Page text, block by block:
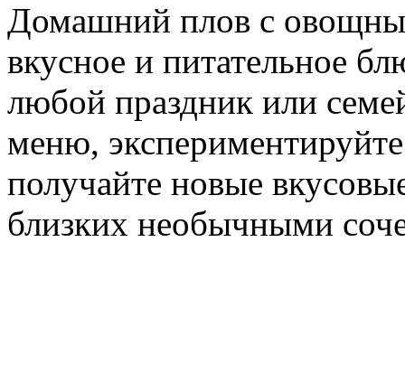
Домашний плов с
вкусное и питательное
любой праздник или
меню,
получайте новые
близких необычными